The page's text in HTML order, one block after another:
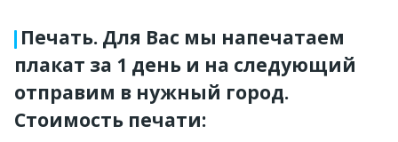
Печать. Для Вас мы напечатаем
плакат за 1 день и на следующий
отправим в нужный город.
Стоимость печати: